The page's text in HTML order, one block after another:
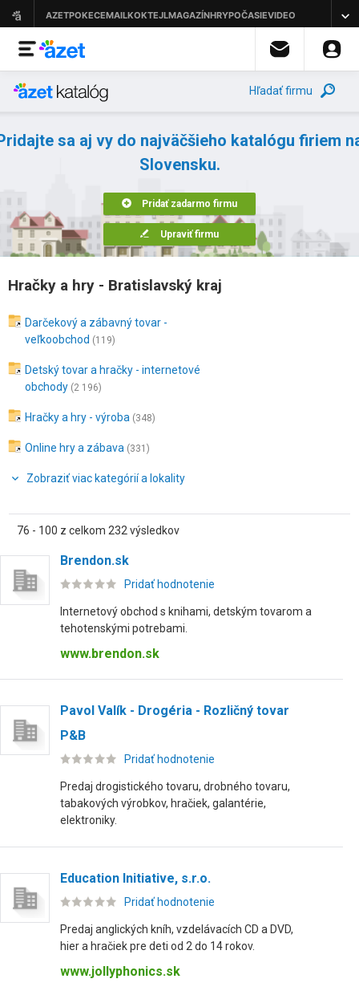
Hľadať firmu
sa aj vy do najväčšieho katalógu firiem
Slovensku.
Pridať zadarmo firmu
Upraviť firmu
Hračky a hry - Bratislavský kraj
Darčekový a zábavný tovar -
veľkoobchod (119)
Detský tovar a hračky - internetové
obchody (2 196)
Hračky a hry - výroba (348)
Online hry a zábava (331)
Zobraziť viac kategórií a lokality
76 - 100 z celkom 232 výsledkov
Brendon.sk
Pridať hodnotenie
Internetový obchod s knihami, detským tovarom a
tehotenskými potrebami.
www.brendon.sk
Pavol Valík - Drogéria - Rozličný tovar
P&B
Pridať hodnotenie
Predaj drogistického tovaru, drobného tovaru,
tabakových výrobkov, hračiek, galantérie,
elektroniky.
Education Initiative, s.r.o.
Pridať hodnotenie
Predaj anglických kníh, vzdelávacích CD a DVD,
hier a hračiek pre deti od 2 do 14 rokov.
www.jollyphonics.sk